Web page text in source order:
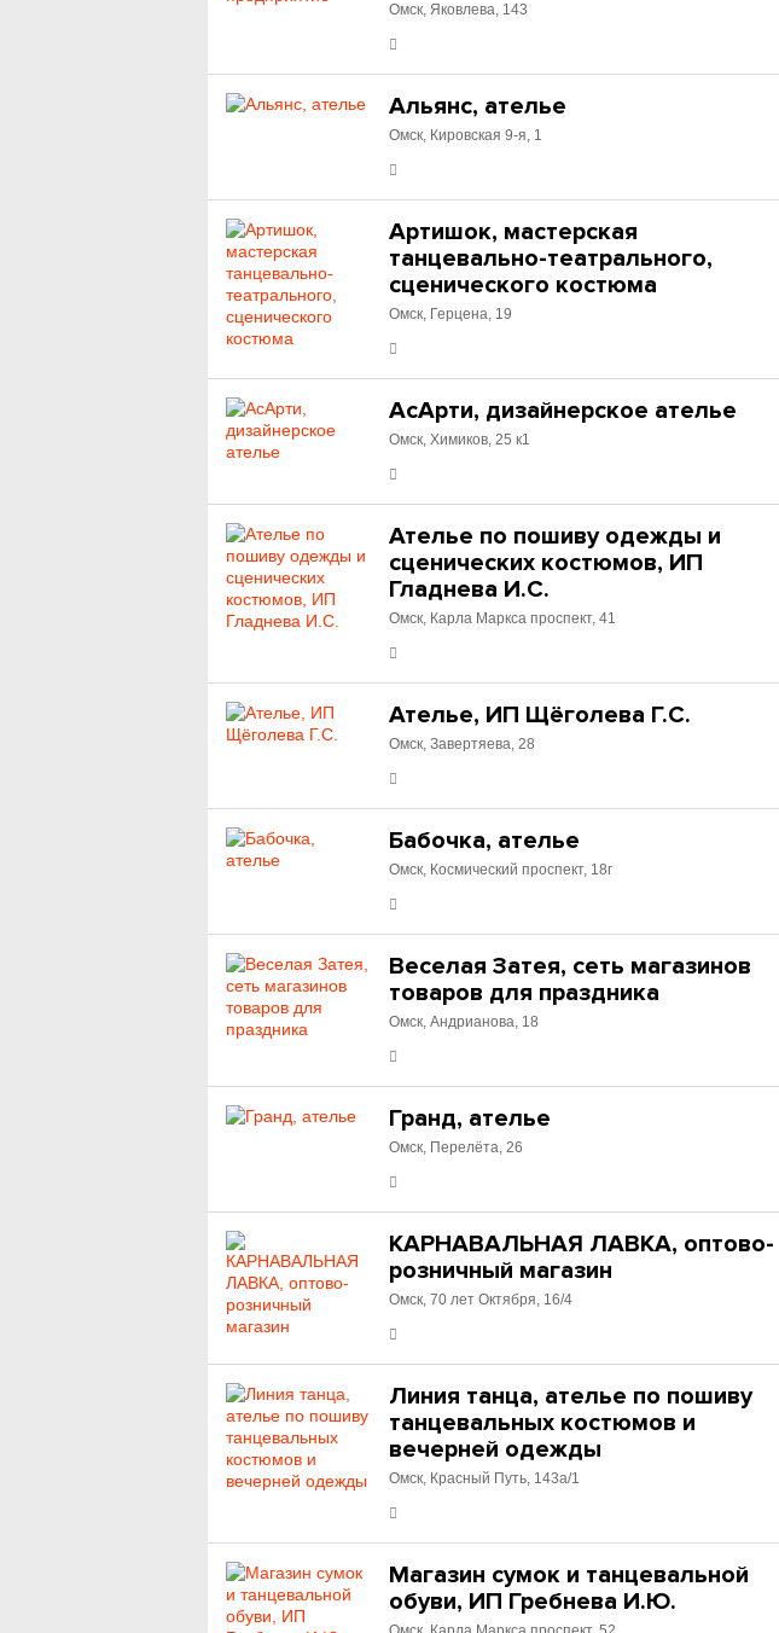
Омск, Яковлева, 143
Альянс, ателье
Омск, Кировская 9-я, 1
Артишок, мастерская
танцевально-театрального,
сценического костюма
Омск, Герцена, 19
АсАрти, дизайнерское ателье
Омск, Химиков, 25 к1
Ателье по пошиву одежды и
сценических костюмов, ИП
Гладнева И.С.
Омск, Карла Маркса проспект, 41
Ателье, ИП Щёголева Г.С.
Омск, Завертяева, 28
Бабочка, ателье
Омск, Космический проспект, 18г
Веселая Затея, сеть магазинов
товаров для праздника
Омск, Андрианова, 18
Гранд, ателье
Омск, Перелёта, 26
КАРНАВАЛЬНАЯ ЛАВКА, оптово-
розничный магазин
Омск, 70 лет Октября, 16/4
Линия танца, ателье по пошиву
танцевальных костюмов и
вечерней одежды
Омск, Красный Путь, 143а/1
Магазин сумок и танцевальной
обуви, ИП Гребнева И.Ю.